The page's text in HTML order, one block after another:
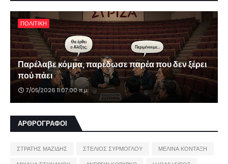
ΠΟΛΙΤΙΚΗ
Παρέλαβε κόμμα, παρέδωσε παρέα που δεν ξέρει
πού πάει
7/05/2026 11:07:00 π.μ.
ΑΡΘΡΟΓΡΑΦΟΙ
ΣΤΡΑΤΗΣ ΜΑΖΙΔΗΣ ΣΤΕΛΙΟΣ ΣΥΡΜΟΓΛΟΥ
ΜΕΛΙΝΑ ΚΟΝΤΑΞΗ